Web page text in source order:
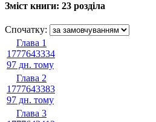
Зміст книги: 23 розділа
Спочатку:
Глава 1
1777643334
97 дн. тому
Глава 2
1777643383
97 дн. тому
Глава 3